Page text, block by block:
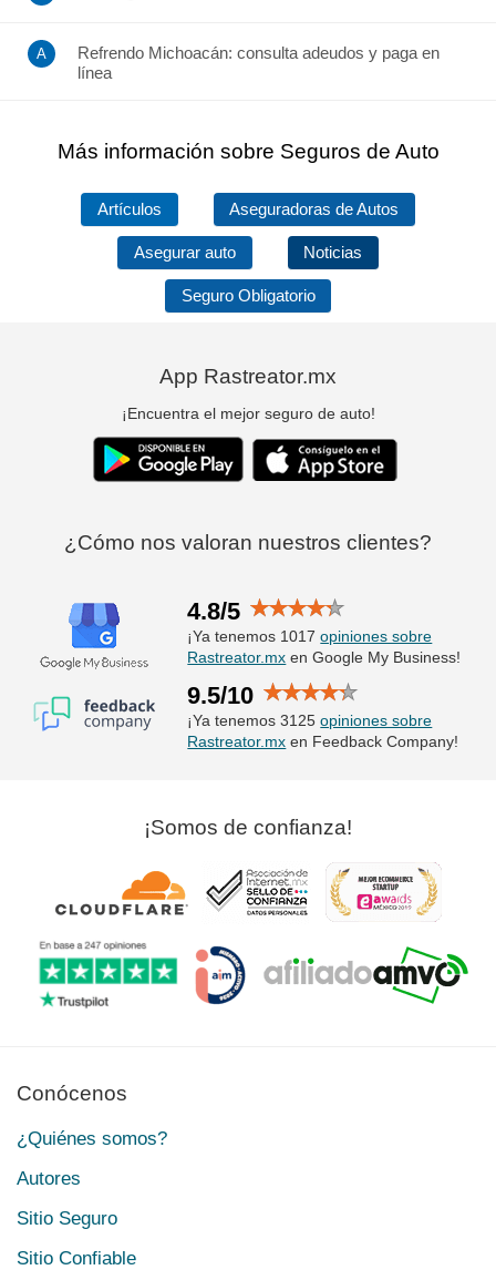
Refrendo Michoacán: consulta adeudos y paga en
línea
Más información sobre Seguros de Auto
Artículos Aseguradoras de Autos
Asegurar auto Noticias
Seguro Obligatorio
App Rastreator.mx
¡Encuentra el mejor seguro de auto!
¿Cómo nos valoran nuestros clientes?
4.8/5
¡Ya tenemos 1017opiniones sobre
Rastreator.mx en Google My Business!
9.5/10
¡Ya tenemos 3125opiniones sobre
Rastreator.mx en Feedback Company!
¡Somos de confianza!
Conócenos
¿Quiénes somos?
Autores
Sitio Seguro
Sitio Confiable